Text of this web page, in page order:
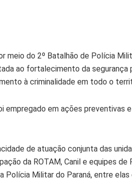
meio do 2º Batalhão de Polícia
ao fortalecimento da segurança
à criminalidade em todo o
em ações preventivas
de atuação conjunta das
da ROTAM, Canil e equipes de
Polícia Militar do Paraná, entre elas